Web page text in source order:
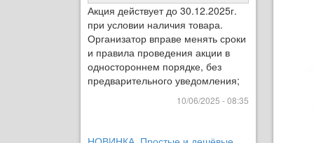
Акция действует до 30.12.2025г.
при условии наличия товара.
Организатор вправе менять сроки
и правила проведения акции в
одностороннем порядке, без
предварительного уведомления;
10/06/2025 - 08:35